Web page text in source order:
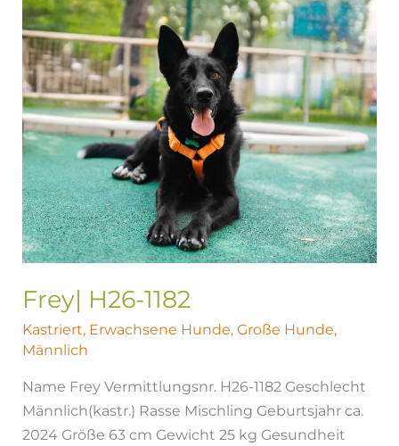
Frey| H26-1182
Kastriert, Erwachsene Hunde,Große Hunde,
Männlich
Name Frey Vermittlungsnr. H26-1182 Geschlecht
Männlich(kastr.) Rasse Mischling Geburtsjahr ca.
2024 Größe 63 cm Gewicht 25 kg Gesundheit
H26-
1182